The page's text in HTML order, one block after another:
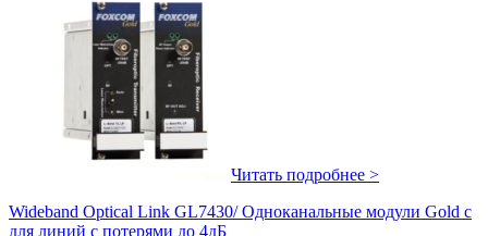
Читать подробнее >
Wideband Optical Link GL7430/ Одноканальные модули Gold с
для линий с потерями до 4дБ